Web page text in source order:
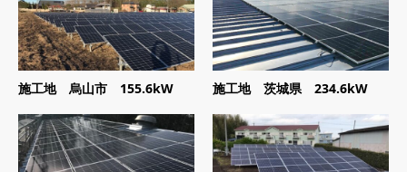
施工地 烏山市 155.6kW 施工地 茨城県 234.6kW